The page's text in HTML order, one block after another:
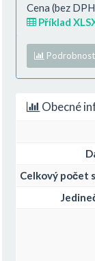
Cena (bez
Příklad
Obecné
Celkový počet